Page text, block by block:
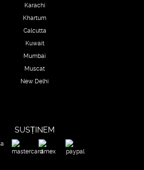
Karachi
Khartum
Calcutta
Kuwait
Mumbai
Muscat
New Delhi
SUSȚINEM